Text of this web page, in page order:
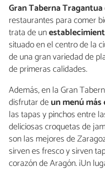
Gran Taberna Tragantua
restaurantes para comer
trata de un
situado en el centro de la
de una gran variedad de
de primeras calidades.
Además, en la Gran
disfrutar deun menú
las tapas y pinchos entre
deliciosas croquetas de
son las mejores de
sirven es fresco y sirven
corazón de Aragón. ¡Un